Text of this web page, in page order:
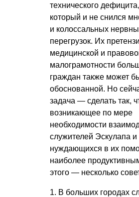
технического
который и не снился
и колоссальных
перегрузок. Их
медицинской и
малограмотности
граждан также может
обоснованной. Но
задача — сделать так,
возникающее по мере
необходимости
служителей Эскулапа и
нуждающихся в их
наиболее
этого — несколько
1. В больших городах